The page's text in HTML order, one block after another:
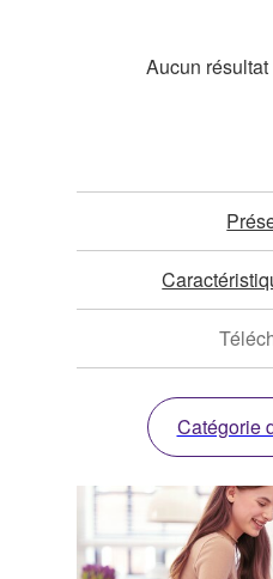
Aucun
Catégorie